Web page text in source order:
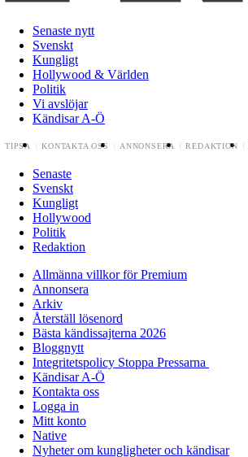
Senaste nytt
Svenskt
Kungligt
Hollywood & Världen
Politik
Vi avslöjar
Kändisar A-Ö
TIPSA KONTAKTA OSS ANNONSERA REDAKTION
Senaste
Svenskt
Kungligt
Hollywood
Politik
Redaktion
Allmänna villkor för Premium
Annonsera
Arkiv
Återställ lösenord
Bästa kändissajterna 2026
Bloggnytt
Integritetspolicy Stoppa Pressarna
Kändisar A-Ö
Kontakta oss
Logga in
Mitt konto
Native
Nyheter om kungligheter och kändisar